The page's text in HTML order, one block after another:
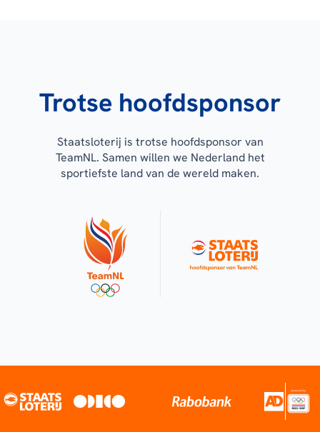
Trotse hoofdsponsor
Staatsloterij is trotse hoofdsponsor van
TeamNL. Samen willen we Nederland het
sportiefste land van de wereld maken.